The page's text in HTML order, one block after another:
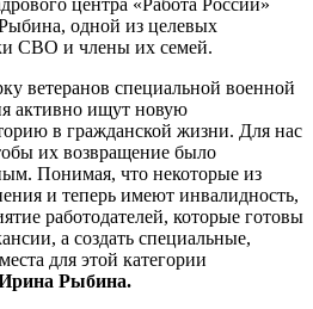
одной из целевых
СВО и члены их семей.
ветеранов специальной военной
активно ищут новую
в гражданской жизни. Для нас
их возвращение было
Понимая, что некоторые из
и теперь имеют инвалидность,
работодателей, которые готовы
а создать специальные,
для этой категории
Рыбина.